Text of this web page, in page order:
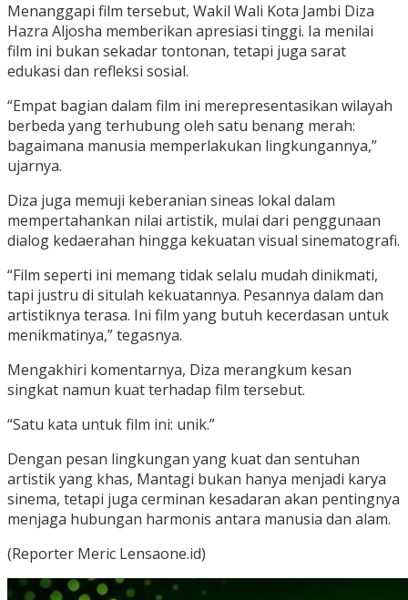
Menanggapi film tersebut, Wakil Wali Kota Jambi Diza
Hazra Aljosha memberikan apresiasi tinggi. Ia menilai
film ini bukan sekadar tontonan, tetapi juga sarat
edukasi dan refleksi sosial.
“Empat bagian dalam film ini merepresentasikan wilayah
berbeda yang terhubung oleh satu benang merah:
bagaimana manusia memperlakukan lingkungannya,”
ujarnya.
Diza juga memuji keberanian sineas lokal dalam
mempertahankan nilai artistik, mulai dari penggunaan
dialog kedaerahan hingga kekuatan visual sinematografi.
“Film seperti ini memang tidak selalu mudah dinikmati,
tapi justru di situlah kekuatannya. Pesannya dalam dan
artistiknya terasa. Ini film yang butuh kecerdasan untuk
menikmatinya,” tegasnya.
Mengakhiri komentarnya, Diza merangkum kesan
singkat namun kuat terhadap film tersebut.
“Satu kata untuk film ini: unik.”
Dengan pesan lingkungan yang kuat dan sentuhan
artistik yang khas, Mantagi bukan hanya menjadi karya
sinema, tetapi juga cerminan kesadaran akan pentingnya
menjaga hubungan harmonis antara manusia dan alam.
(Reporter Meric Lensaone.id)